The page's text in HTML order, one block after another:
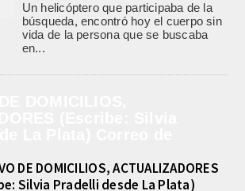
Un helicóptero que participaba de la
búsqueda, encontró hoy el cuerpo sin
vida de la persona que se buscaba
en...
DE DOMICILIOS, ACTUALIZADORES
Silvia Pradelli desde La Plata)